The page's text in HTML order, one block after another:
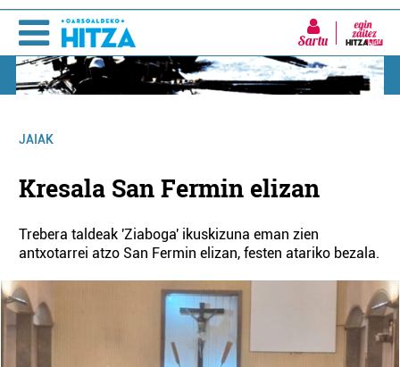
Sartu
JAIAK
Kresala San Fermin elizan
Trebera taldeak 'Ziaboga' ikuskizuna eman zien
antxotarrei atzo San Fermin elizan, festen atariko bezala.